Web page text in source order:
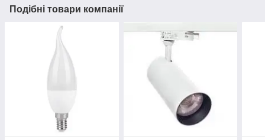
Подібні товари компанії